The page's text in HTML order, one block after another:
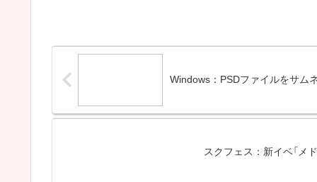
Windows：PSDファイルをサム
スクフェス：新イベ「メ